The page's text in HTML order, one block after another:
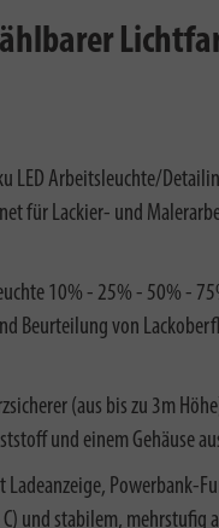
LED Arbeitsleuchte/
für Lackier- und
10% - 25% - 50% -
Beurteilung von
(aus bis zu 3m
und einem Gehäuse
Powerbank-
C) und stabilem, mehrstufig